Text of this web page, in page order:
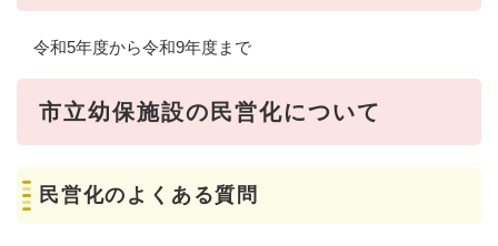
令和5年度から令和9年度まで
市立幼保施設の民営化について
民営化のよくある質問